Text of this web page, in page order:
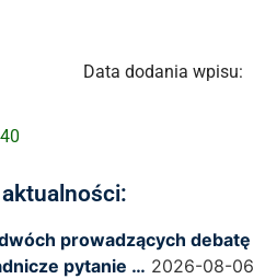
Data dodania wpisu:
prowadzących debatę
pytanie … 2026-08-06